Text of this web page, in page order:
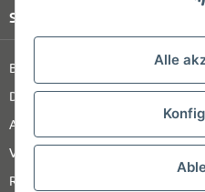
Alle
Shop Service
Barrierefreiheitserklärung
Datenschutz
AGB
Versandinformationen
Retour